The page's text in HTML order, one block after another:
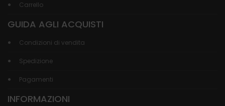
Carrello
GUIDA AGLI ACQUISTI
Condizioni di vendita
Spedizione
Pagamenti
INFORMAZIONI